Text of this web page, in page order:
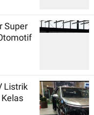
Super
Listrik